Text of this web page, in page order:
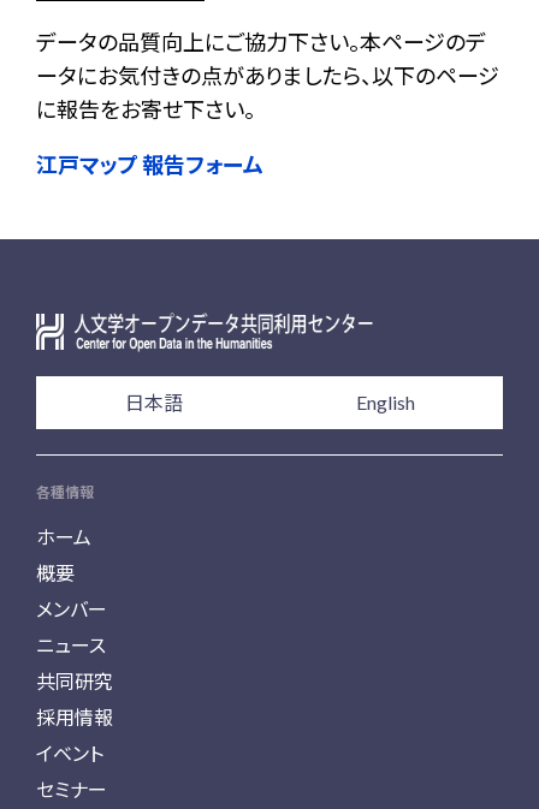
データの品質向上にご協力下さい。本ページのデ
ータにお気付きの点がありましたら、以下のページ
に報告をお寄せ下さい。
江戸マップ 報告フォーム
日本語 English
各種情報
ホーム
概要
メンバー
ニュース
共同研究
採用情報
イベント
セミナー